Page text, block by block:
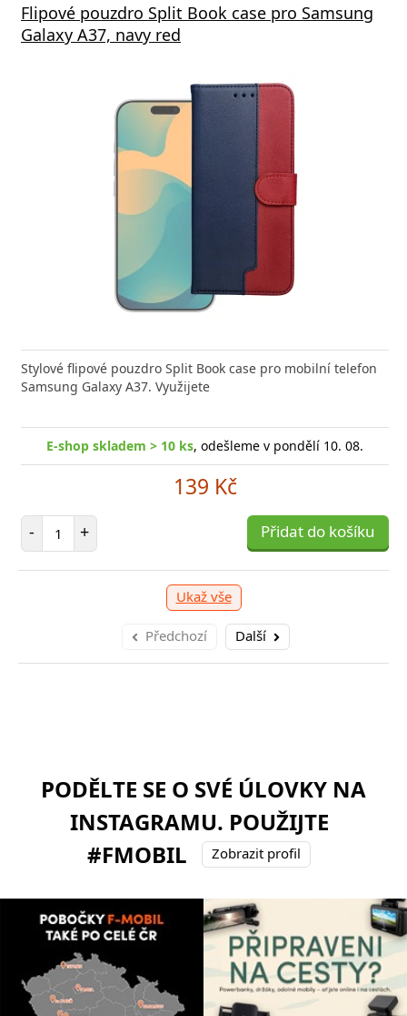
Flipové pouzdro Split Book case pro Samsung
Galaxy A37, navy red
Stylové flipové pouzdro Split Book case pro mobilní telefon
Samsung Galaxy A37. Využijete
E-shop skladem > 10 ks, odešleme v pondělí 10. 08.
139 Kč
- Počet položek
+ Přidat do košíku
Ukaž vše
Předchozí Další
PODĚLTE SE O SVÉ ÚLOVKY NA
INSTAGRAMU. POUŽIJTE
#FMOBIL
Zobrazit profil